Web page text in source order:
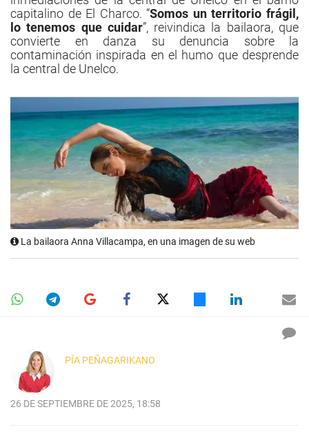
capitalino de El Charco. “Somos un territorio frágil,
lo tenemos que cuidar”, reivindica la bailaora, que
convierte en danza su denuncia sobre la
contaminación inspirada en el humo que desprende
la central de Unelco.
La bailaora Anna Villacampa, en una imagen de su web
PÍA PEÑAGARIKANO
26 DE SEPTIEMBRE DE 2025, 18:58